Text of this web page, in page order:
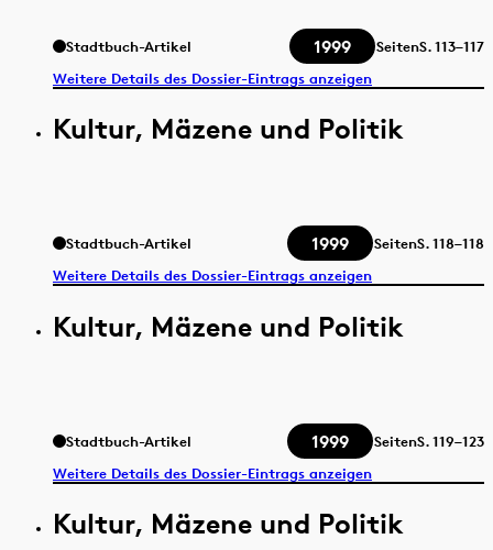
Stadtbuch-Artikel 1999 SeitenS.113–117
Weitere Details des Dossier-Eintrags anzeigen
Kultur, Mäzene und Politik
Stadtbuch-Artikel 1999 SeitenS.118–118
Weitere Details des Dossier-Eintrags anzeigen
Kultur, Mäzene und Politik
Stadtbuch-Artikel 1999 SeitenS.119–123
Weitere Details des Dossier-Eintrags anzeigen
Kultur, Mäzene und Politik